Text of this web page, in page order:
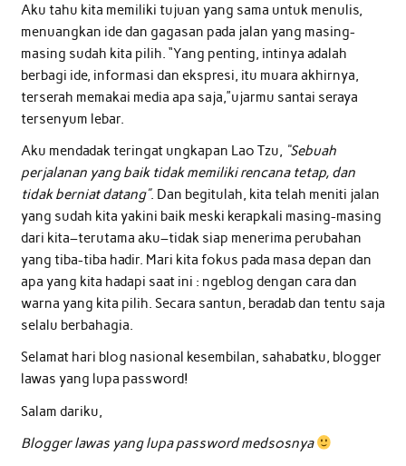
Aku tahu kita memiliki tujuan yang sama untuk menulis,
menuangkan ide dan gagasan pada jalan yang masing-
masing sudah kita pilih. “Yang penting, intinya adalah
berbagi ide, informasi dan ekspresi, itu muara akhirnya,
terserah memakai media apa saja,”ujarmu santai seraya
tersenyum lebar.
Aku mendadak teringat ungkapan Lao Tzu, “Sebuah
perjalanan yang baik tidak memiliki rencana tetap, dan
tidak berniat datang”. Dan begitulah, kita telah meniti jalan
yang sudah kita yakini baik meski kerapkali masing-masing
dari kita–terutama aku–tidak siap menerima perubahan
yang tiba-tiba hadir. Mari kita fokus pada masa depan dan
apa yang kita hadapi saat ini : ngeblog dengan cara dan
warna yang kita pilih. Secara santun, beradab dan tentu saja
selalu berbahagia.
Selamat hari blog nasional kesembilan, sahabatku, blogger
lawas yang lupa password!
Salam dariku,
Blogger lawas yang lupa password medsosnya